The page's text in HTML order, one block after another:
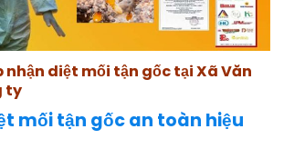
diệt mối tận gốc tại Xã Văn
ty
mối tận gốc an toàn hiệu